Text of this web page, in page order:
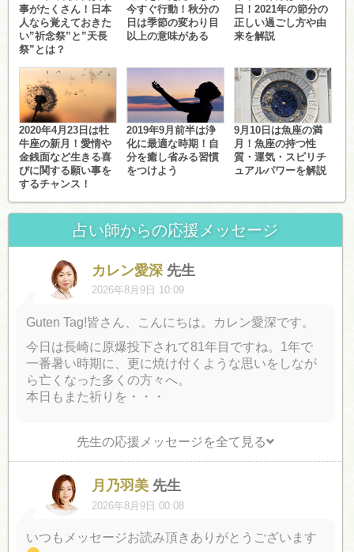
事がたくさん！日本
人なら覚えておきた
い”祈念祭”と”天長
祭”とは？
今すぐ行動！秋分の
日は季節の変わり目
以上の意味がある
日！2021年の節分の
正しい過ごし方や由
来を解説
2020年4月23日は牡
牛座の新月！愛情や
金銭面など生きる喜
びに関する願い事を
するチャンス！
2019年9月前半は浄
化に最適な時期！自
分を癒し省みる習慣
をつけよう
9月10日は魚座の満
月！魚座の持つ性
質・運気・スピリチ
ュアルパワーを解説
占い師からの応援メッセージ
カレン愛深 先生
2026年8月9日 10:09
Guten Tag!皆さん、こんにちは。カレン愛深です。
今日は長崎に原爆投下されて81年目ですね。1年で
一番暑い時期に、更に焼け付くような思いをしなが
ら亡くなった多くの方々へ。
本日もまた祈りを・・・
先生の応援メッセージを全て見る
月乃羽美 先生
2026年8月9日 00:08
いつもメッセージお読み頂きありがとうございます